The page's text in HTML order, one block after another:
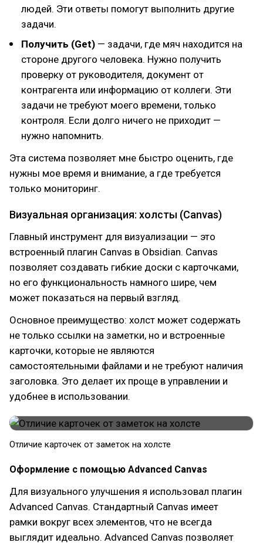
людей. Эти ответы помогут выполнить другие
задачи.
Получить (Get) — задачи, где мяч находится на
стороне другого человека. Нужно получить
проверку от руководителя, документ от
контрагента или информацию от коллеги. Эти
задачи не требуют моего времени, только
контроля. Если долго ничего не приходит —
нужно напомнить.
Эта система позволяет мне быстро оценить, где
нужны мое время и внимание, а где требуется
только мониторинг.
Визуальная организация: холсты (Canvas)
Главный инструмент для визуализации — это
встроенный плагин Canvas в Obsidian. Canvas
позволяет создавать гибкие доски с карточками,
но его функциональность намного шире, чем
может показаться на первый взгляд.
Основное преимущество: холст может содержать
не только ссылки на заметки, но и встроенные
карточки, которые не являются
самостоятельными файлами и не требуют наличия
заголовка. Это делает их проще в управлении и
удобнее в использовании.
Отличие карточек от заметок на холсте
Оформление с помощью Advanced Canvas
Для визуального улучшения я использовал плагин
Advanced Canvas. Стандартный Canvas имеет
рамки вокруг всех элементов, что не всегда
выглядит идеально. Advanced Canvas позволяет